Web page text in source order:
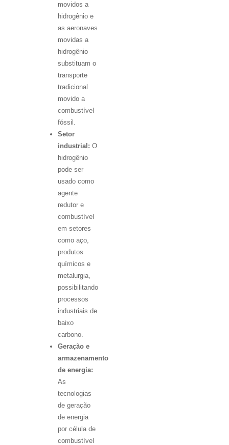
movidos a
hidrogênio e
as aeronaves
movidas a
hidrogênio
substituam o
transporte
tradicional
movido a
combustível
fóssil.
Setor
industrial: O
hidrogênio
pode ser
usado como
agente
redutor e
combustível
em setores
como aço,
produtos
químicos e
metalurgia,
possibilitando
processos
industriais de
baixo
carbono.
Geração e
armazenamento
de energia:
As
tecnologias
de geração
de energia
por célula de
combustível